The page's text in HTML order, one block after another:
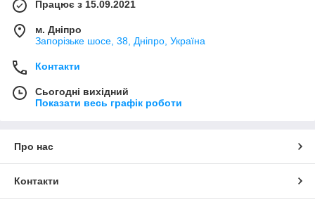
Працює з 15.09.2021
м. Дніпро
Запорізьке шосе, 38, Дніпро, Україна
Контакти
Сьогодні вихідний
Показати весь графік роботи
Про нас
Контакти